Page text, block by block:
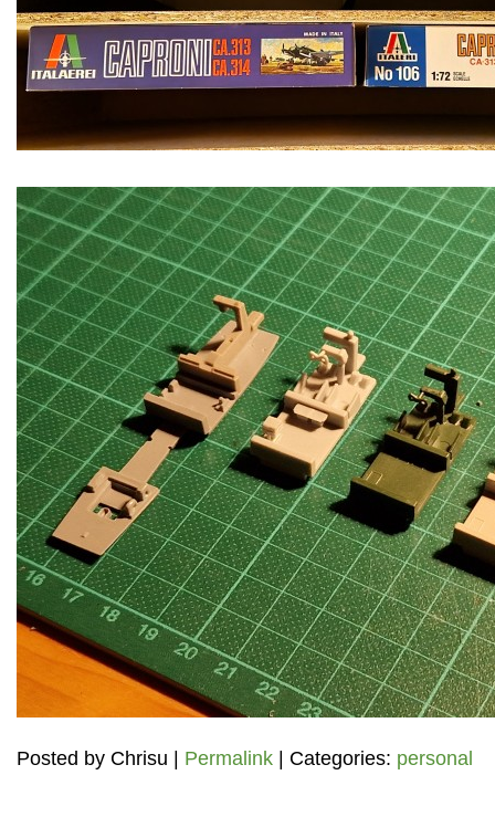
Posted by Chrisu Permalink | Categories: personal